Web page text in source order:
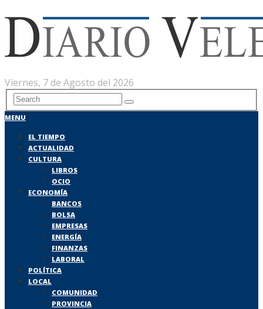
Viernes, 7 de Agosto del 2026
MENU
EL TIEMPO
ACTUALIDAD
CULTURA
LIBROS
OCIO
ECONOMÍA
BANCOS
BOLSA
EMPRESAS
ENERGÍA
FINANZAS
LABORAL
POLÍTICA
LOCAL
COMUNIDAD
PROVINCIA